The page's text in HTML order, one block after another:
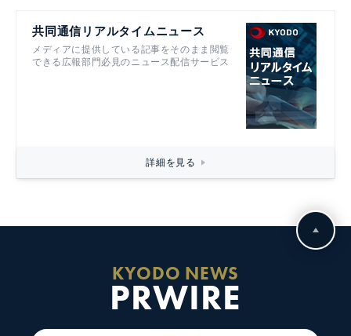
共同通信リアルタイムニュース
メディアに提供している記事をそのまま閲覧
できる広報部門必見のニュース配信サービス
詳細を見る
KYODO NEWS
PRWIRE